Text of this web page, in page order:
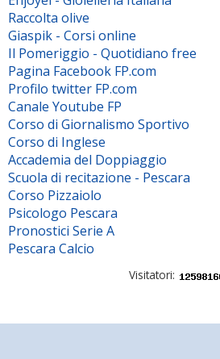
Raccolta olive
Giaspik - Corsi online
Il Pomeriggio - Quotidiano free
Pagina Facebook FP.com
Profilo twitter FP.com
Canale Youtube FP
Corso di Giornalismo Sportivo
Corso di Inglese
Accademia del Doppiaggio
Scuola di recitazione - Pescara
Corso Pizzaiolo
Psicologo Pescara
Pronostici Serie A
Pescara Calcio
Visitatori: